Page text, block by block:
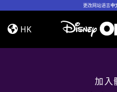
更改网站语言中
Jump
In!HK
加入